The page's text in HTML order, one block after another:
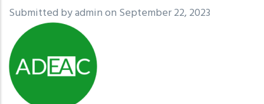
Submitted byadminon September 22, 2023